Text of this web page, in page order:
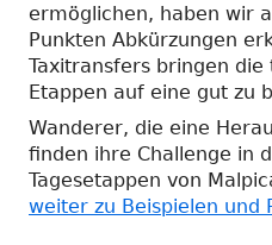
ermöglichen, haben wir
Punkten Abkürzungen
Taxitransfers bringen die
Etappen auf eine gut zu
Wanderer, die eine
finden ihre Challenge in
Tagesetappen von
weiter zu Beispielen und